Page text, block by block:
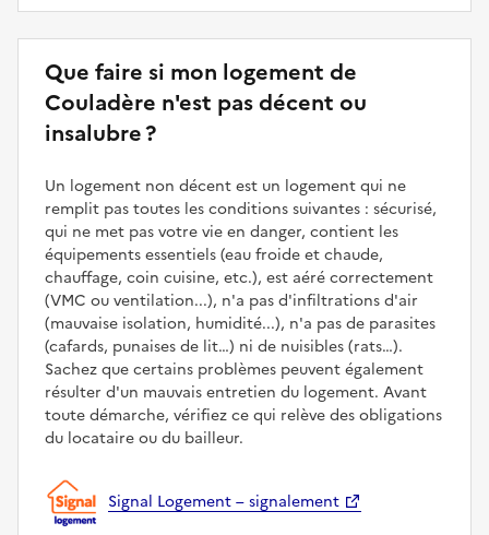
Que faire si mon logement de
Couladère n'est pas décent ou
insalubre ?
Un logement non décent est un logement qui ne
remplit pas toutes les conditions suivantes : sécurisé,
qui ne met pas votre vie en danger, contient les
équipements essentiels (eau froide et chaude,
chauffage, coin cuisine, etc.), est aéré correctement
(VMC ou ventilation...), n'a pas d'infiltrations d'air
(mauvaise isolation, humidité...), n'a pas de parasites
(cafards, punaises de lit…) ni de nuisibles (rats…).
Sachez que certains problèmes peuvent également
résulter d'un mauvais entretien du logement. Avant
toute démarche, vérifiez ce qui relève des obligations
du locataire ou du bailleur.
Signal Logement – signalement